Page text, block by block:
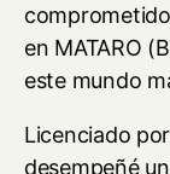
en MATARO
este mundo
Licenciado
desempeñé